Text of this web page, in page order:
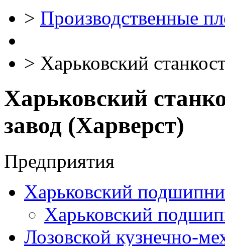
> Производственные
> Харьковский
Харьковский
завод (Харверст)
Предприятия
Харьковский
Харьковский
Лозовской кузнечно-